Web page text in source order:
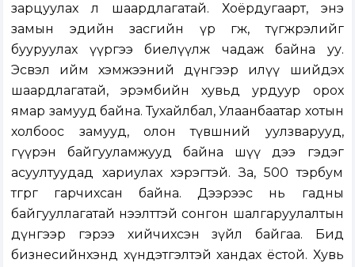
зарцуулах л шаардлагатай. Хоёрдугаарт, энэ
замын эдийн засгийн үр өгөөж, түгжрэлийг
бууруулах үүргээ биелүүлж чадаж байна уу.
Эсвэл ийм хэмжээний дүнгээр илүү шийдэх
шаардлагатай, эрэмбийн хувьд урдуур орох
ямар замууд байна. Тухайлбал, Улаанбаатар хотын
холбоос замууд, олон түвшний уулзварууд,
гүүрэн байгууламжууд байна шүү дээ гэдэг
асуултуудад хариулах хэрэгтэй. За, 500 тэрбум
төгрөг гарчихсан байна. Дээрээс нь гадны
байгууллагатай нээлттэй сонгон шалгаруулалтын
дүнгээр гэрээ хийчихсэн зүйл байгаа. Бид
бизнесийнхэнд хүндэтгэлтэй хандах ёстой. Хувь